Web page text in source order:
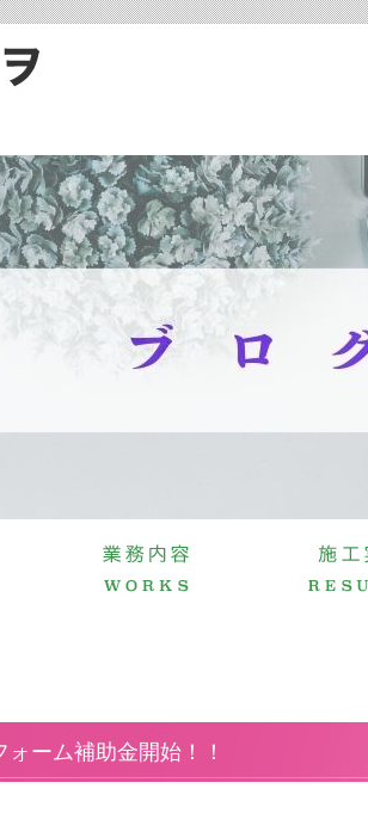
ーム補助金開始！！